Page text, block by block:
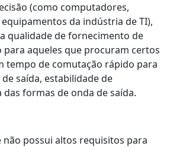
(como computadores,
da indústria de TI),
qualidade de fornecimento de
para aqueles que procuram certos
tempo de comutação rápido para
saída, estabilidade de
formas de onda de saída.
não possui altos requisitos para